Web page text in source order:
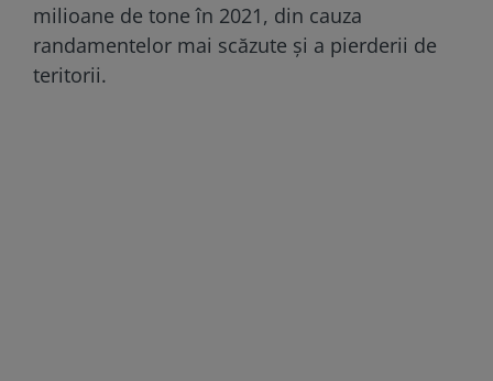
milioane de tone în 2021, din cauza
randamentelor mai scăzute şi a pierderii de
teritorii.